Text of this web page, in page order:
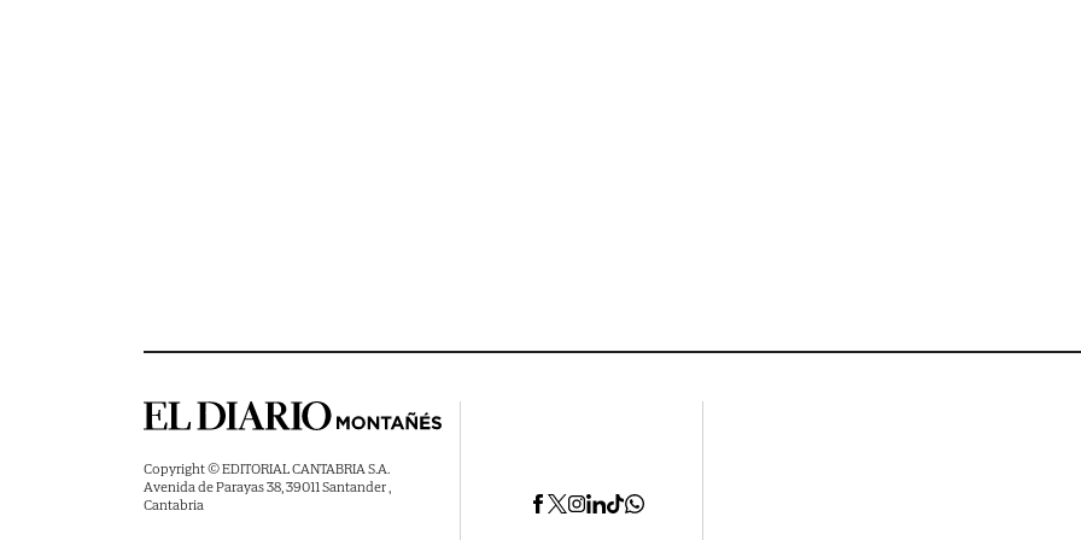
Copyright © EDITORIAL CANTABRIA S.A.
Avenida de Parayas 38, 39011 Santander ,
Cantabria